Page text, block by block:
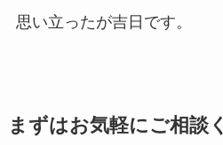
思い立ったが吉日です。
まずはお気軽にご相談